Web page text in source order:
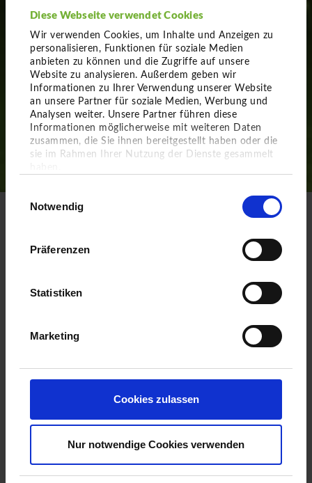
Diese Webseite verwendet Cookies
Wir verwenden Cookies, um Inhalte und Anzeigen zu
personalisieren, Funktionen für soziale Medien
anbieten zu können und die Zugriffe auf unsere
Website zu analysieren. Außerdem geben wir
Informationen zu Ihrer Verwendung unserer Website
an unsere Partner für soziale Medien, Werbung und
Analysen weiter. Unsere Partner führen diese
Informationen möglicherweise mit weiteren Daten
zusammen, die Sie ihnen bereitgestellt haben oder die
sie im Rahmen Ihrer Nutzung der Dienste gesammelt
Datenschutz
Notwendig
Präferenzen
Statistiken
Marketing
Cookies zulassen
Nur notwendige Cookies verwenden
Natürlich imposant
Solitärpflanzen - unser Sortiment für
Wiederverkäufer
Entfernen
Solitärpflanze von
Prunus serrulata 'Kanzan'
Japanische Nelkenkirsche